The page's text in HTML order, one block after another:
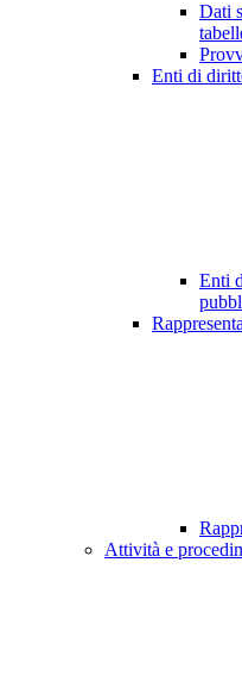
Dati
Enti di
Enti
Attività e